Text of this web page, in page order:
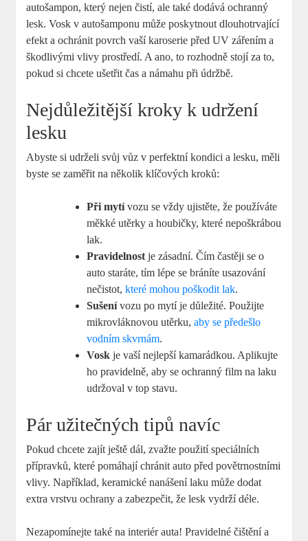
autošampon, který nejen čistí, ale také dodává ochranný
lesk. Vosk v autošamponu může poskytnout dlouhotrvající
efekt a ochránit povrch vaší karoserie před UV zářením a
škodlivými vlivy prostředí. A ano, to rozhodně stojí za to,
pokud si chcete ušetřit čas a námahu při údržbě.
Nejdůležitější kroky k udržení
lesku
Abyste si udrželi svůj vůz v perfektní kondici a lesku, měli
byste se zaměřit na několik klíčových kroků:
Při mytívozu se vždy ujistěte, že používáte
měkké utěrky a houbičky, které nepoškrábou
lak.
Pravidelnost je zásadní. Čím častěji se o
auto staráte, tím lépe se bráníte usazování
nečistot,které mohou poškodit lak.
Sušenívozu po mytí je důležité. Použijte
mikrovláknovou utěrku,aby se předešlo
vodním skvrnám.
Vosk je vaší nejlepší kamarádkou. Aplikujte
ho pravidelně, aby se ochranný film na laku
udržoval v top stavu.
Pár užitečných tipů navíc
Pokud chcete zajít ještě dál, zvažte použití speciálních
přípravků, které pomáhají chránit auto před povětrnostními
vlivy. Například, keramické nanášení laku může dodat
extra vrstvu ochrany a zabezpečit, že lesk vydrží déle.
Nezapomínejte také na interiér auta! Pravidelné čištění a